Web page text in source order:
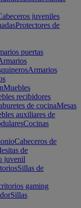
juveniles
Protectores de
puertas
Armarios
Muebles
recibidores
de cocinaMesas
auxiliares de
Cocinas
Cabeceros de
de
juvenil
Sillas de
gaming
Sillas